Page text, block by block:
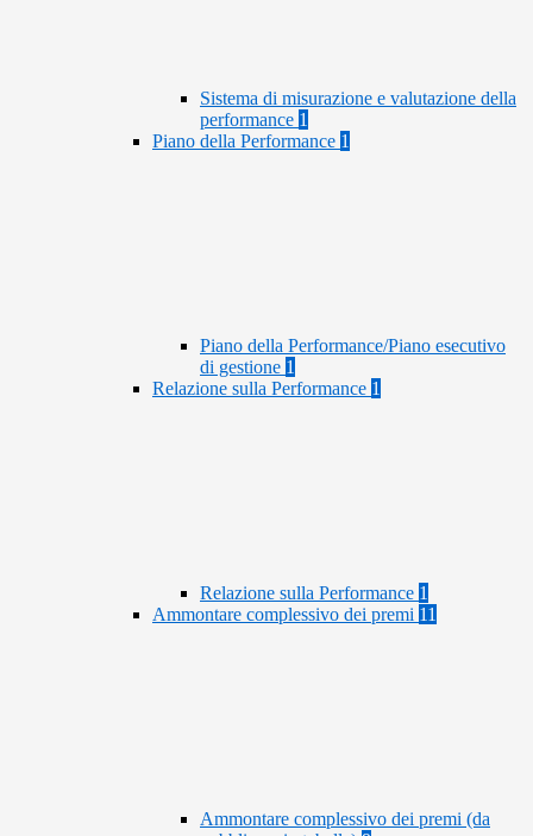
Sistema di misurazione e valutazione della
performance 1
Piano della Performance 1
Piano della Performance/Piano esecutivo
di gestione 1
Relazione sulla Performance 1
Relazione sulla Performance 1
Ammontare complessivo dei premi 11
Ammontare complessivo dei premi (da